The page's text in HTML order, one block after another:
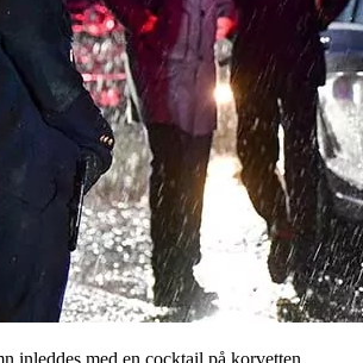
inleddes med en cocktail på korvetten